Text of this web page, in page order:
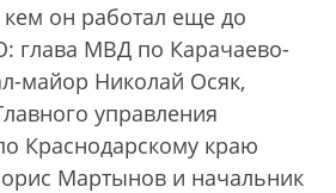
он работал еще до
глава МВД по Карачаево-
майор Николай Осяк,
управления
Краснодарскому краю
Мартынов и начальник